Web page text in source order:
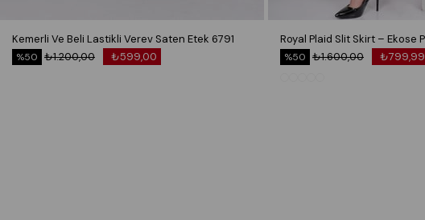
Kemerli Ve Beli Lastikli Verev Saten Etek 6791
₺599,00
₺1.200,00
%50
₺799,99
₺1.600,00
%50